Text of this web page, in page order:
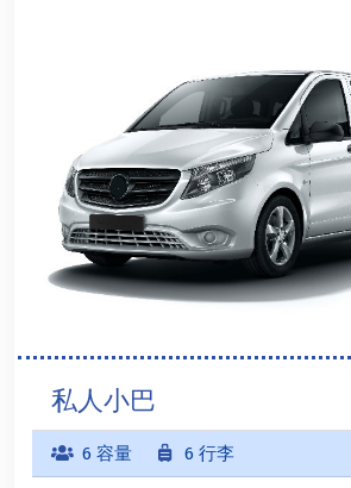
私人小巴
6 容量 6 行李